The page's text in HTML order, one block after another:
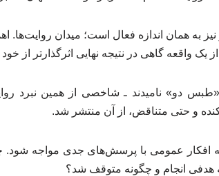
به همان اندازه فعال است؛ میدان روایت‌ها.
یک واقعه گاهی در نتیجه‌ نهایی اثرگذارتر از
دو» نامیدند ـ شاخصی از همین نبرد
و حتی متناقض، از آن منتشر شد.
عمومی با پرسش‌های جدی مواجه شود. چه
هدفی انجام و چگونه متوقف شد؟